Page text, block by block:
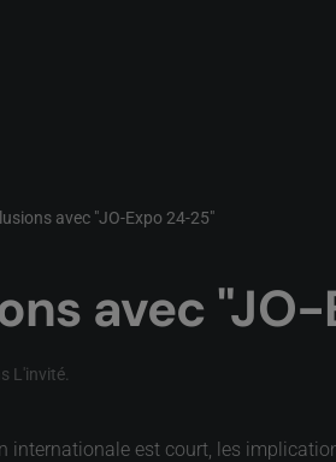
avec "JO-Expo 24-25"
avec
L'invité
est court, les